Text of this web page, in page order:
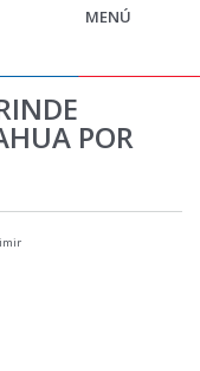
MENÚ
POR